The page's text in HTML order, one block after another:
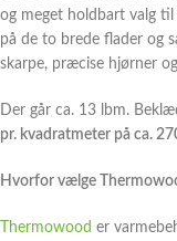
og meget holdbart valg
på de to brede flader og
skarpe, præcise hjørner
Der går ca. 13 lbm.
pr. kvadratmeter på ca.
Hvorfor vælge
Thermowood er